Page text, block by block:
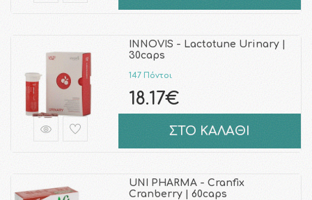
INNOVIS - Lactotune Urinary |
30caps
147 Πόντοι
18.17€
ΣΤΟ ΚΑΛΑΘΙ
UNI PHARMA - Cranfix
Cranberry | 60caps